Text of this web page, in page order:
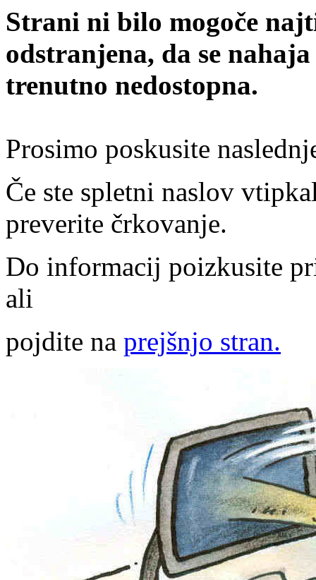
Strani ni bilo mogoče
odstranjena, da se
trenutno nedostopna.
Prosimo poskusite
Če ste spletni naslov
preverite črkovanje.
Do informacij poizkusite
ali
pojdite na prejšnjo stran.